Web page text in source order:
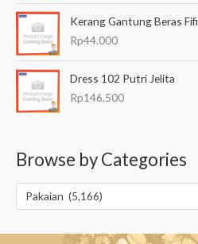
Kerang Gantung Beras Fifi
Rp44.000
Dress 102 Putri Jelita
Rp146.500
Browse by Categories
Pakaian (5,166)